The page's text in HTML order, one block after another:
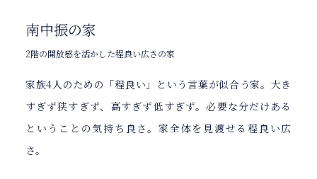
南中振の家
2階の開放感を活かした程良い広さの家
家族4人のための「程良い」という言葉が似合う家。大き
すぎず狭すぎず、高すぎず低すぎず。必要な分だけある
ということの気持ち良さ。家全体を見渡せる程良い広
さ。